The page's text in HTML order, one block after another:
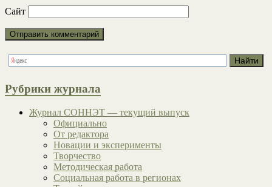
Сайт
Рубрики журнала
Журнал СОННЭТ — текущий выпуск
Официально
От редактора
Новации и эксперименты
Творчество
Методическая работа
Социальная работа в регионах